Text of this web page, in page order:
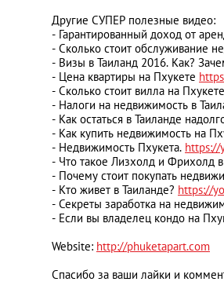
Другие СУПЕР полезные видео:
- Гарантированный доход от
- Сколько стоит обслуживание
- Визы в Таиланд 2016. Как?
- Цена квартиры на Пхукете
- Сколько стоит вилла на Пхукете
- Налоги на недвижимость в
- Как остаться в Таиланде
- Как купить недвижимость на
- Недвижимость Пхукета. https://
- Что такое Лизхолд и Фрихолд
- Почему стоит покупать
- Кто живет в Таиланде? https://
- Секреты заработка на
- Если вы владелец кондо на
Website: http://phuketapart.com
Спасибо за ваши лайки и